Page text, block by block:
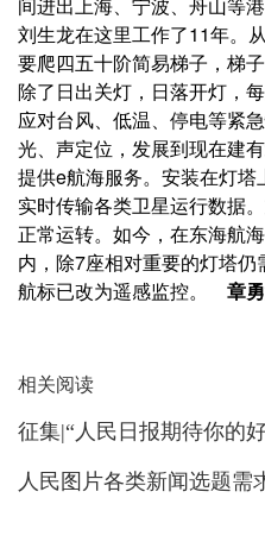
刘生龙在这里工作了11年。
要爬四五十阶简易梯子，梯
除了日出关灯，日落开灯，
应对台风、低温、停电等紧急
光、声定位，发展到现在建
提供e航海服务。安装在灯
实时传输各类卫星运行数据
正常运转。 如今，在东海航
内，除7座相对重要的灯塔
航标已改为遥感监控。
章
相关阅读
征集|“人民日报期待你的
人民图片各类新闻选题需